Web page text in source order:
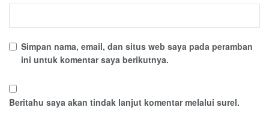
Simpan nama, email, dan situs web saya pada peramban
ini untuk komentar saya berikutnya.
Beritahu saya akan tindak lanjut komentar melalui surel.